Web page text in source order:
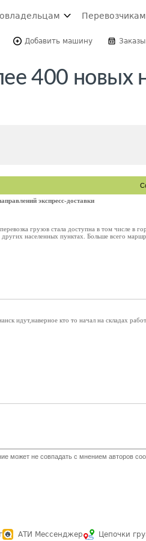
Перевозчикам
Добавить машину Заказы
400 новых
экспресс-доставки
грузов стала доступна в том числе в
населенных пунктах. Больше всего
идут,наверное кто то начал на складах работ
может не совпадать с мнением авторов
АТИ Мессенджер Цепочки